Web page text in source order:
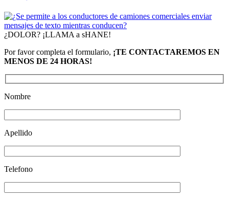
¿DOLOR? ¡LLAMA a sHANE!
Por favor completa el formulario, ¡TE CONTACTAREMOS EN
MENOS DE 24 HORAS!
Nombre
Apellido
Telefono